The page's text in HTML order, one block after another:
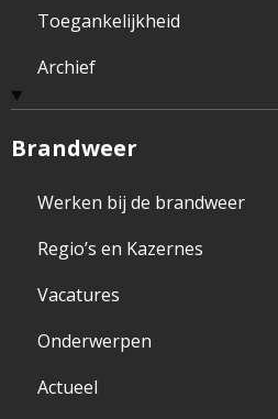
Toegankelijkheid
Archief
Brandweer
Werken bij de brandweer
Regio’s en Kazernes
Vacatures
Onderwerpen
Actueel